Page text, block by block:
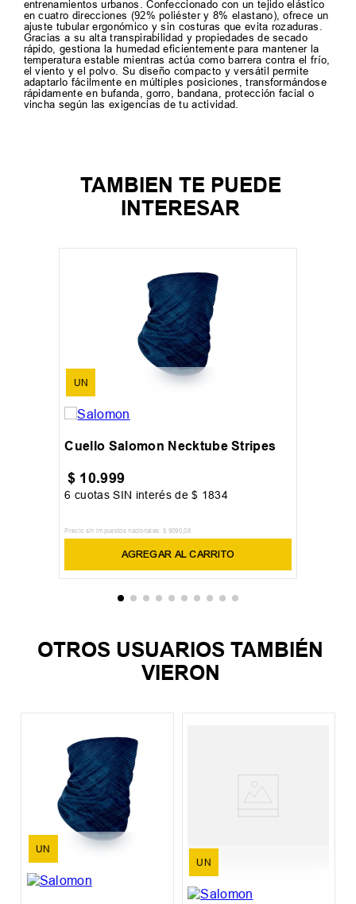
entrenamientos urbanos. Confeccionado con un tejido elástico
en cuatro direcciones (92% poliéster y 8% elastano), ofrece un
ajuste tubular ergonómico y sin costuras que evita rozaduras.
Gracias a su alta transpirabilidad y propiedades de secado
rápido, gestiona la humedad eficientemente para mantener la
temperatura estable mientras actúa como barrera contra el frío,
el viento y el polvo. Su diseño compacto y versátil permite
adaptarlo fácilmente en múltiples posiciones, transformándose
rápidamente en bufanda, gorro, bandana, protección facial o
vincha según las exigencias de tu actividad.
TAMBIEN TE PUEDE
INTERESAR
UN
Cuello Salomon Necktube Stripes
$ 10.999
6 cuotas SIN interés de$ 1834
Precio sin impuestos nacionales: $ 9090,08
AGREGAR AL CARRITO
OTROS USUARIOS TAMBIÉN
VIERON
UN
UN